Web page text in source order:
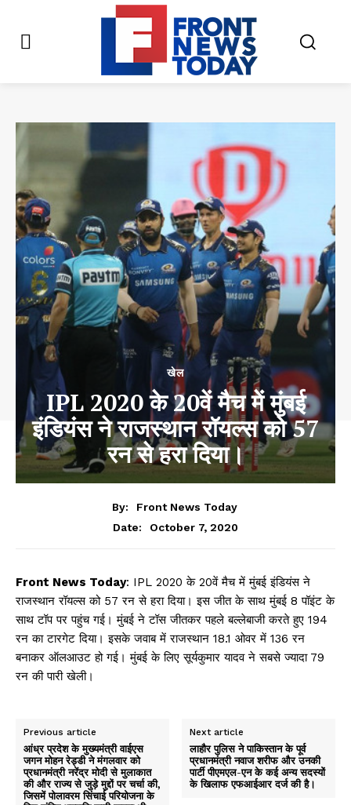
खेल
IPL 2020 के 20वें मैच में मुंबई
इंडियंस ने राजस्थान रॉयल्स को 57
रन से हरा दिया।
By:
Front News Today
Date:
October 7, 2020
Front News Today: IPL 2020 के 20वें मैच में मुंबई इंडियंस ने
राजस्थान रॉयल्स को 57 रन से हरा दिया। इस जीत के साथ मुंबई 8 पॉइंट के
साथ टॉप पर पहुंच गई। मुंबई ने टॉस जीतकर पहले बल्लेबाजी करते हुए 194
रन का टारगेट दिया। इसके जवाब में राजस्थान 18.1 ओवर में 136 रन
बनाकर ऑलआउट हो गई। मुंबई के लिए सूर्यकुमार यादव ने सबसे ज्यादा 79
रन की पारी खेली।
Previous article
आंध्र प्रदेश के मुख्यमंत्री वाईएस
जगन मोहन रेड्डी ने मंगलवार को
प्रधानमंत्री नरेंद्र मोदी से मुलाकात
की और राज्य से जुड़े मुद्दों पर चर्चा की,
जिसमें पोलावरम सिंचाई परियोजना के
Next article
लाहौर पुलिस ने पाकिस्तान के पूर्व
प्रधानमंत्री नवाज शरीफ और उनकी
पार्टी पीएमएल-एन के कई अन्य सदस्यों
के खिलाफ एफआईआर दर्ज की है।